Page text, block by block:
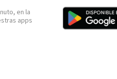
en la
apps